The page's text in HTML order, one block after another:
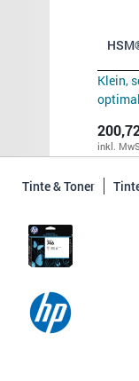
Klein,
inkl.
Tinte & Toner